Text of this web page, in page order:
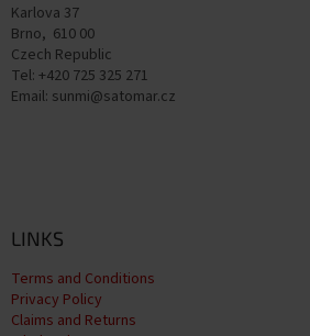
Karlova 37
Brno, 610 00
Czech Republic
Tel: +420 725 325 271
Email: sunmi@satomar.cz
LINKS
Terms and Conditions
Privacy Policy
Claims and Returns